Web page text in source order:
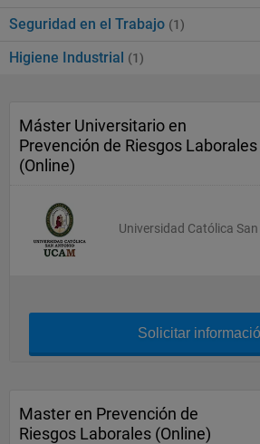
Seguridad en el Trabajo (1)
Higiene Industrial (1)
Máster Universitario en
Prevención de Riesgos Laborales
(Online)
Universidad Católica
Solicitar
Master en Prevención de
Riesgos Laborales (Online)